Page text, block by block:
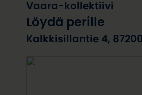
Vaara-kollektiivi
Löydä perille
Kalkkisillantie 4,